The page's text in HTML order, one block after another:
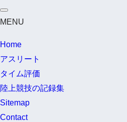
MENU
Home
アスリート
タイム評価
陸上競技の記録集
Sitemap
Contact